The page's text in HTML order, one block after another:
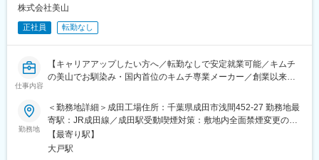
成田工場 約75名(パート含む) 工場長-次長-課長(6名)-メンバー
■成田工場：
成田工場は開発から品質管理までを一貫して行える新拠点として
2013年11月に開設されました。乳酸菌培養設備の研究施設などの
最新設備も整っています。全体で70名程が就業しており、月間4
～5億円程の売上を生み出す工場。また、学歴・経歴は度外視し、
キムチで占めており、その大部分を担う成田工場は基幹工場とし
て安定運用を目指しています。
■マイカー・バイク通勤可(公共交通機関では通いづらい場所です)
株式会社美山
正社員 転勤なし
仕事内容
【キャリアアップしたい方へ／転勤なしで安定就業可能／キムチ
の美山でお馴染み・国内首位のキムチ専業メーカー／創業以来増
■業務内容：
キムチの国内トップクラスメーカーである当社成田工場にて品質
管理業務を担当いただきます。
【具体的には】
勤務地
＜勤務地詳細＞成田工場住所：千葉県成田市浅間452-27 勤務地最
寄駅：JR成田線／成田駅受動喫煙対策：敷地内全面禁煙変更の範
囲：会社の定める事業所
【最寄り駅】
大戸駅